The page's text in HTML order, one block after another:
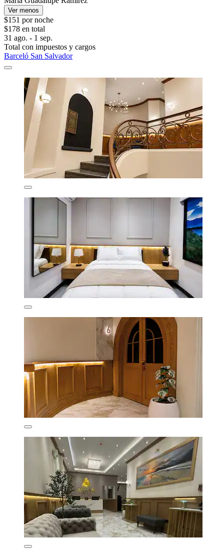
Ver menos
$151 por noche
$178 en total
31 ago. - 1 sep.
Total con impuestos y cargos
Barceló San Salvador